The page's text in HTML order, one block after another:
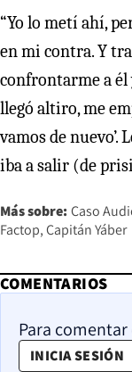
“Yo lo metí ahí,
en mi contra. Y
confrontarme a
llegó altiro, me
vamos de
iba a salir (de
Más sobre: Caso
Factop Capitán Yáber
COMENTARIOS
Para
INICIA SESIÓN